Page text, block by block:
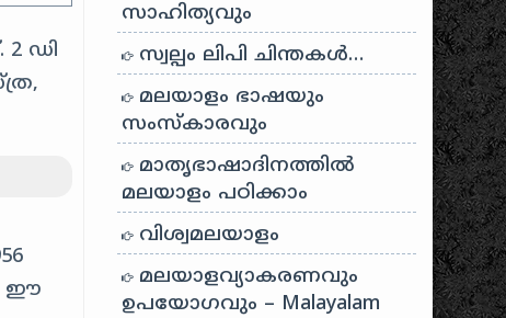
ഡി
ഈ
സാഹിത്യവും
സ്വല്പം ലിപി ചിന്തകൾ…
മലയാളം ഭാഷയും
സംസ്കാരവും
മാതൃഭാഷാദിനത്തിൽ
മലയാളം പഠിക്കാം
വിശ്വമലയാളം
മലയാളവ്യാകരണവും
ഉപയോഗവും – Malayalam